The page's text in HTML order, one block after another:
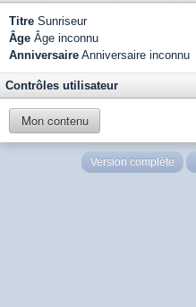
Titre Sunriseur
Âge Âge inconnu
Anniversaire Anniversaire inconnu
Contrôles utilisateur
Mon contenu
Version complète